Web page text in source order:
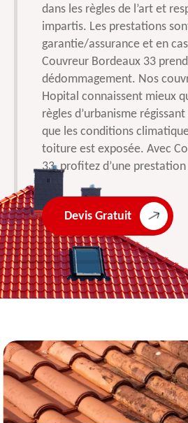
dans les règles de l’art et
impartis. Les prestations
garantie/assurance et en
Couvreur Bordeaux 33
dédommagement. Nos
Hopital connaissent mieux
règles d’urbanisme
que les conditions
toiture est exposée. Avec
33, profitez d’une
Devis Gratuit